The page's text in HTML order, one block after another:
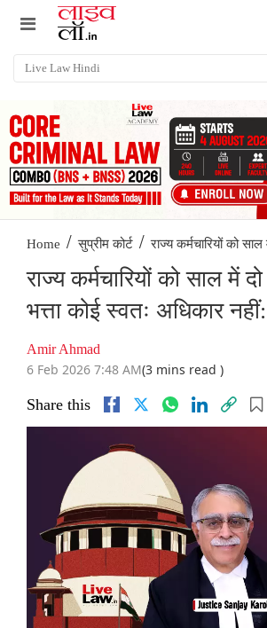
Home / सुप्रीम कोर्ट / राज्य कर्मचारियों को
राज्य कर्मचारियों को साल में
भत्ता कोई स्वतः अधिकार
Amir Ahmad
6 Feb 2026 7:48 AM(3 mins read )
Share this